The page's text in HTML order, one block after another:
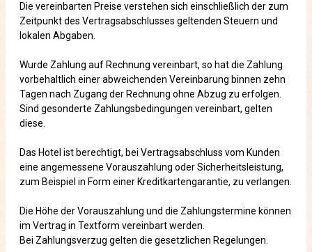
Die vereinbarten Preise verstehen sich einschließlich der zum
Zeitpunkt des Vertragsabschlusses geltenden Steuern und
lokalen Abgaben.
Wurde Zahlung auf Rechnung vereinbart, so hat die Zahlung
vorbehaltlich einer abweichenden Vereinbarung binnen zehn
Tagen nach Zugang der Rechnung ohne Abzug zu erfolgen.
Sind gesonderte Zahlungsbedingungen vereinbart, gelten
diese.
Das Hotel ist berechtigt, bei Vertragsabschluss vom Kunden
eine angemessene Vorauszahlung oder Sicherheitsleistung,
zum Beispiel in Form einer Kreditkartengarantie, zu verlangen.
Die Höhe der Vorauszahlung und die Zahlungstermine können
im Vertrag in Textform vereinbart werden.
Bei Zahlungsverzug gelten die gesetzlichen Regelungen.